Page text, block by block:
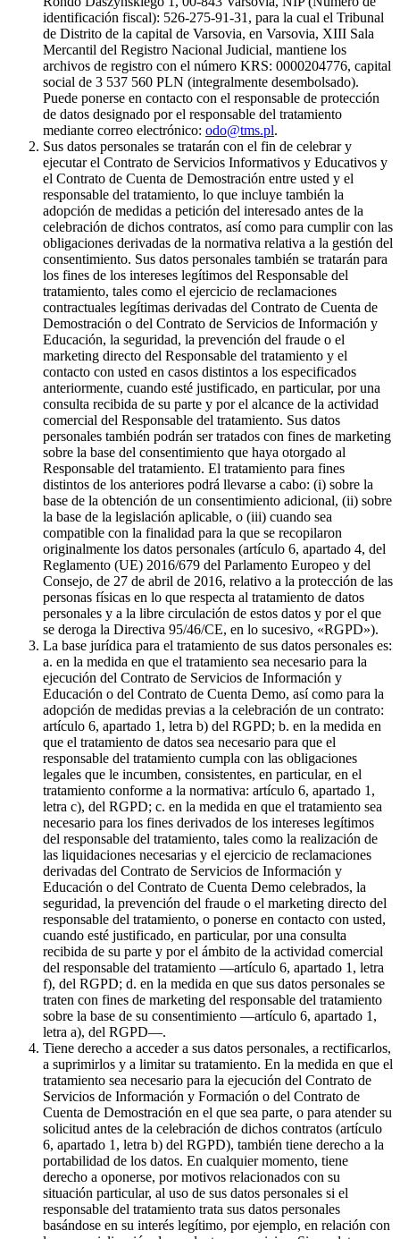
identificación fiscal): 526-275-91-31, para la cual el Tribunal
de Distrito de la capital de Varsovia, en Varsovia, XIII Sala
Mercantil del Registro Nacional Judicial, mantiene los
archivos de registro con el número KRS: 0000204776, capital
social de 3 537 560 PLN (integralmente desembolsado).
Puede ponerse en contacto con el responsable de protección
de datos designado por el responsable del tratamiento
mediante correo electrónico: odo@tms.pl.
Sus datos personales se tratarán con el fin de celebrar y
ejecutar el Contrato de Servicios Informativos y Educativos y
el Contrato de Cuenta de Demostración entre usted y el
responsable del tratamiento, lo que incluye también la
adopción de medidas a petición del interesado antes de la
celebración de dichos contratos, así como para cumplir con las
obligaciones derivadas de la normativa relativa a la gestión del
consentimiento. Sus datos personales también se tratarán para
los fines de los intereses legítimos del Responsable del
tratamiento, tales como el ejercicio de reclamaciones
contractuales legítimas derivadas del Contrato de Cuenta de
Demostración o del Contrato de Servicios de Información y
Educación, la seguridad, la prevención del fraude o el
marketing directo del Responsable del tratamiento y el
contacto con usted en casos distintos a los especificados
anteriormente, cuando esté justificado, en particular, por una
consulta recibida de su parte y por el alcance de la actividad
comercial del Responsable del tratamiento. Sus datos
personales también podrán ser tratados con fines de marketing
sobre la base del consentimiento que haya otorgado al
Responsable del tratamiento. El tratamiento para fines
distintos de los anteriores podrá llevarse a cabo: (i) sobre la
base de la obtención de un consentimiento adicional, (ii) sobre
la base de la legislación aplicable, o (iii) cuando sea
compatible con la finalidad para la que se recopilaron
originalmente los datos personales (artículo 6, apartado 4, del
Reglamento (UE) 2016/679 del Parlamento Europeo y del
Consejo, de 27 de abril de 2016, relativo a la protección de las
personas físicas en lo que respecta al tratamiento de datos
personales y a la libre circulación de estos datos y por el que
se deroga la Directiva 95/46/CE, en lo sucesivo, «RGPD»).
La base jurídica para el tratamiento de sus datos personales es:
a. en la medida en que el tratamiento sea necesario para la
ejecución del Contrato de Servicios de Información y
Educación o del Contrato de Cuenta Demo, así como para la
adopción de medidas previas a la celebración de un contrato:
artículo 6, apartado 1, letra b) del RGPD; b. en la medida en
que el tratamiento de datos sea necesario para que el
responsable del tratamiento cumpla con las obligaciones
legales que le incumben, consistentes, en particular, en el
tratamiento conforme a la normativa: artículo 6, apartado 1,
letra c), del RGPD; c. en la medida en que el tratamiento sea
necesario para los fines derivados de los intereses legítimos
del responsable del tratamiento, tales como la realización de
las liquidaciones necesarias y el ejercicio de reclamaciones
derivadas del Contrato de Servicios de Información y
Educación o del Contrato de Cuenta Demo celebrados, la
seguridad, la prevención del fraude o el marketing directo del
responsable del tratamiento, o ponerse en contacto con usted,
cuando esté justificado, en particular, por una consulta
recibida de su parte y por el ámbito de la actividad comercial
del responsable del tratamiento —artículo 6, apartado 1, letra
f), del RGPD; d. en la medida en que sus datos personales se
traten con fines de marketing del responsable del tratamiento
sobre la base de su consentimiento —artículo 6, apartado 1,
letra a), del RGPD—.
Tiene derecho a acceder a sus datos personales, a rectificarlos,
a suprimirlos y a limitar su tratamiento. En la medida en que el
tratamiento sea necesario para la ejecución del Contrato de
Servicios de Información y Formación o del Contrato de
Cuenta de Demostración en el que sea parte, o para atender su
solicitud antes de la celebración de dichos contratos (artículo
6, apartado 1, letra b) del RGPD), también tiene derecho a la
portabilidad de los datos. En cualquier momento, tiene
derecho a oponerse, por motivos relacionados con su
situación particular, al uso de sus datos personales si el
responsable del tratamiento trata sus datos personales
basándose en su interés legítimo, por ejemplo, en relación con